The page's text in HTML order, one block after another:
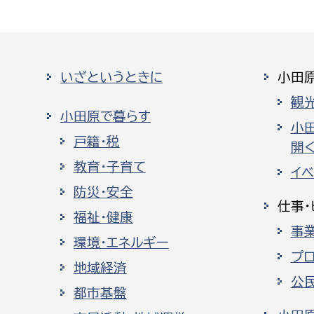
いざというときに
小田原で暮らす
戸籍・税
教育・子育て
防災・安全
福祉・健康
環境・エネルギー
地域経済
都市基盤
小田
観
小
開く
イ
仕事
事
プ
公